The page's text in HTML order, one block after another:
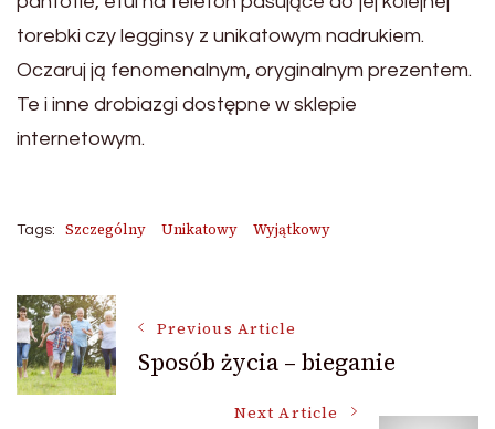
torebki czy legginsy z unikatowym nadrukiem.
Oczaruj ją fenomenalnym, oryginalnym prezentem.
Te i inne drobiazgi dostępne w sklepie
internetowym.
Tags: Szczególny Unikatowy Wyjątkowy
Post
Navigation
Previous Article
Sposób życia – bieganie
Next Article